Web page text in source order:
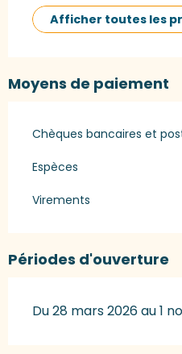
Afficher toutes les
Moyens de paiement
Chèques bancaires et
Espèces
Virements
Périodes d'ouverture
Du 28 mars 2026 au 1